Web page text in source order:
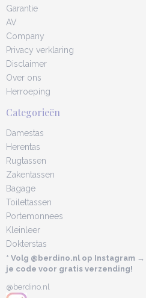
Garantie
AV
Company
Privacy verklaring
Disclaimer
Over ons
Herroeping
Categorieën
Damestas
Herentas
Rugtassen
Zakentassen
Bagage
Toilettassen
Portemonnees
Kleinleer
Dokterstas
* Volg @berdino.nl op Instagram
je code voor gratis verzending!
@berdino.nl